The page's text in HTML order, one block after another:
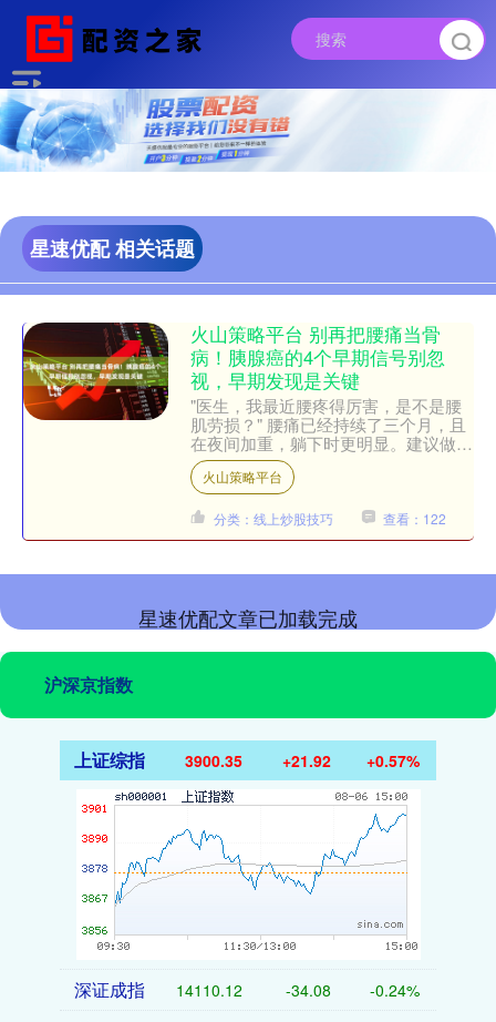
星速优配 相关话题
火山策略平台 别再把腰痛当骨
病！胰腺癌的4个早期信号别忽
视，早期发现是关键
"医生，我最近腰疼得厉害，是不是腰
肌劳损？" 腰痛已经持续了三个月，且
在夜间加重，躺下时更明显。建议做一
次胰腺检查，结果竟然是胰腺癌早期！
胰腺癌，这个被称为"....
火山策略平台
分类：线上炒股技巧 查看：122
星速优配文章已加载完成
沪深京指数
上证综指 3900.35 +21.92 +0.57%
深证成指 14110.12 -34.08 -0.24%